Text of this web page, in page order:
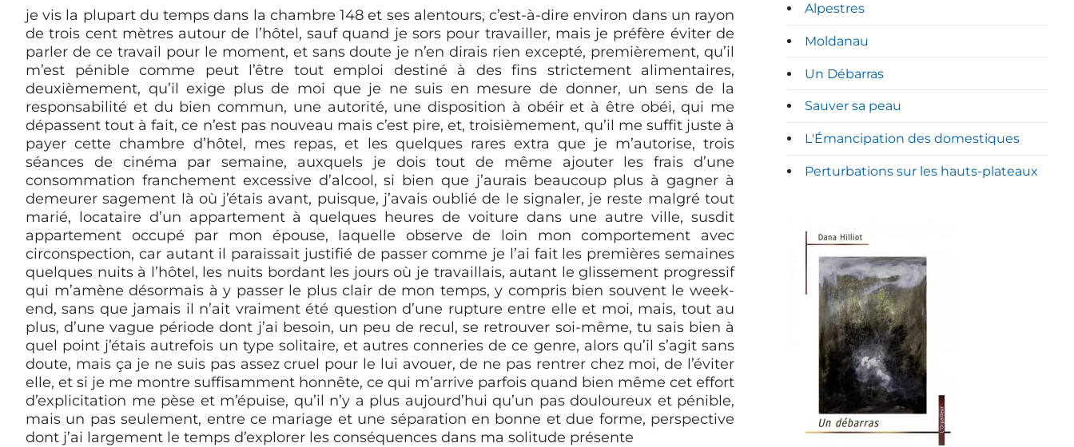
je vis la plupart du temps dans la chambre 148 et ses alentours, c’est-à-dire environ dans un rayon
de trois cent mètres autour de l’hôtel, sauf quand je sors pour travailler, mais je préfère éviter de
parler de ce travail pour le moment, et sans doute je n’en dirais rien excepté, premièrement, qu’il
m’est pénible comme peut l’être tout emploi destiné à des fins strictement alimentaires,
deuxièmement, qu’il exige plus de moi que je ne suis en mesure de donner, un sens de la
responsabilité et du bien commun, une autorité, une disposition à obéir et à être obéi, qui me
dépassent tout à fait, ce n’est pas nouveau mais c’est pire, et, troisièmement, qu’il me suffit juste à
payer cette chambre d’hôtel, mes repas, et les quelques rares extra que je m’autorise, trois
séances de cinéma par semaine, auxquels je dois tout de même ajouter les frais d’une
consommation franchement excessive d’alcool, si bien que j’aurais beaucoup plus à gagner à
demeurer sagement là où j’étais avant, puisque, j’avais oublié de le signaler, je reste malgré tout
marié, locataire d’un appartement à quelques heures de voiture dans une autre ville, susdit
appartement occupé par mon épouse, laquelle observe de loin mon comportement avec
circonspection, car autant il paraissait justifié de passer comme je l’ai fait les premières semaines
quelques nuits à l’hôtel, les nuits bordant les jours où je travaillais, autant le glissement progressif
qui m’amène désormais à y passer le plus clair de mon temps, y compris bien souvent le week-
end, sans que jamais il n’ait vraiment été question d’une rupture entre elle et moi, mais, tout au
plus, d’une vague période dont j’ai besoin, un peu de recul, se retrouver soi-même, tu sais bien à
quel point j’étais autrefois un type solitaire, et autres conneries de ce genre, alors qu’il s’agit sans
doute, mais ça je ne suis pas assez cruel pour le lui avouer, de ne pas rentrer chez moi, de l’éviter
elle, et si je me montre suffisamment honnête, ce qui m’arrive parfois quand bien même cet effort
d’explicitation me pèse et m’épuise, qu’il n’y a plus aujourd’hui qu’un pas douloureux et pénible,
mais un pas seulement, entre ce mariage et une séparation en bonne et due forme, perspective
dont j’ai largement le temps d’explorer les conséquences dans ma solitude présente
Alpestres
Moldanau
Un Débarras
Sauver sa peau
L'Émancipation des domestiques
Perturbations sur les hauts-plateaux